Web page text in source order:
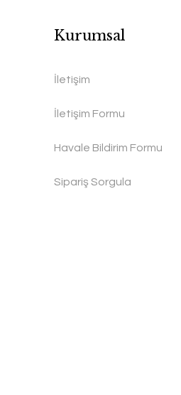
Kurumsal
İletişim
İletişim Formu
Havale Bildirim Formu
Sipariş Sorgula